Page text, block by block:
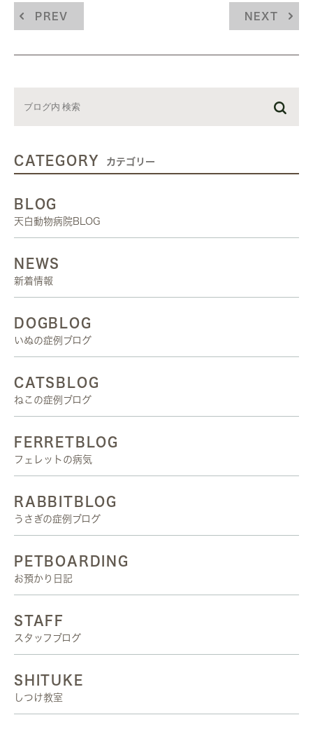
PREV NEXT
CATEGORY カテゴリー
BLOG
天白動物病院BLOG
NEWS
新着情報
DOGBLOG
いぬの症例ブログ
CATSBLOG
ねこの症例ブログ
FERRETBLOG
フェレットの病気
RABBITBLOG
うさぎの症例ブログ
PETBOARDING
お預かり日記
STAFF
スタッフブログ
SHITUKE
しつけ教室